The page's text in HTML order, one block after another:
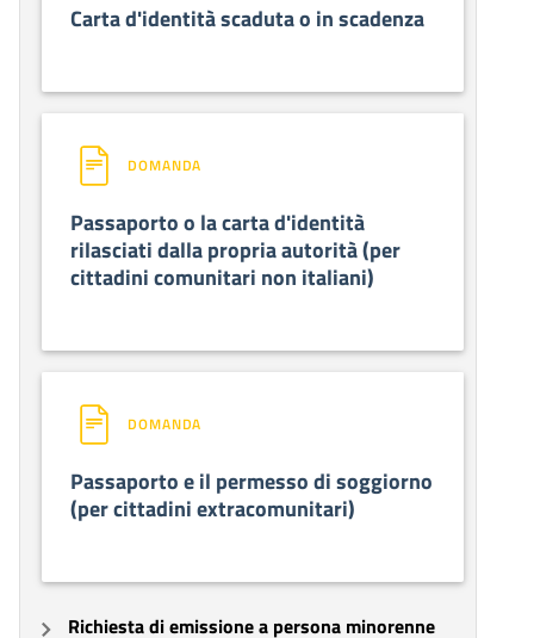
Carta d'identità scaduta o in scadenza
DOMANDA
Passaporto o la carta d'identità
rilasciati dalla propria autorità (per
cittadini comunitari non italiani)
DOMANDA
Passaporto e il permesso di soggiorno
(per cittadini extracomunitari)
Richiesta di emissione a persona minorenne